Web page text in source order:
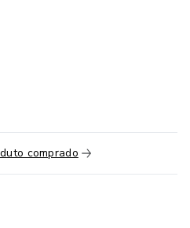
e disciplina de
risco de perda em
neste produto deve ser
comprado